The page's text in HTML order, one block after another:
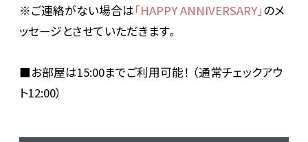
※ご連絡がない場合は「HAPPY ANNIVERSARY」のメ
ッセージとさせていただきます。
■お部屋は15:00までご利用可能！ （通常チェックアウ
ト12:00）